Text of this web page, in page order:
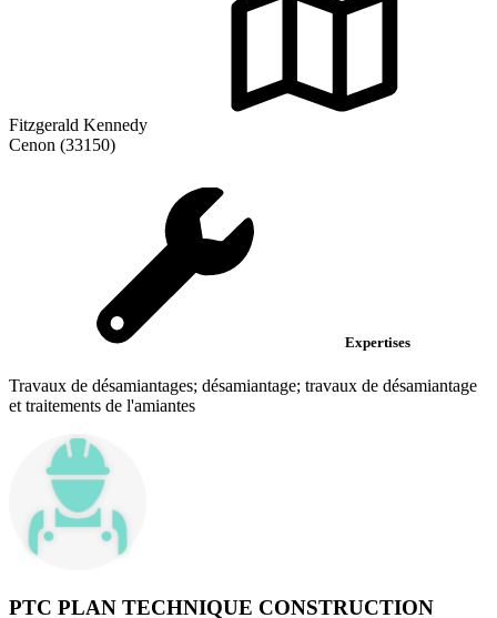
Fitzgerald Kennedy
Cenon (33150)
Expertises
Travaux de désamiantages; désamiantage; travaux de désamiantage
et traitements de l'amiantes
PTC PLAN TECHNIQUE CONSTRUCTION